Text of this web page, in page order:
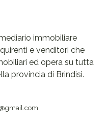
immobiliare
e venditori che
ed opera su tutta
provincia di Brindisi.